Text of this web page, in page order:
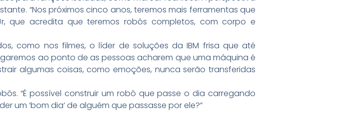
“Nos próximos cinco anos, teremos mais ferramentas que
que acredita que teremos robôs completos, com corpo e
como nos filmes, o líder de soluções da IBM frisa que até
ao ponto de as pessoas acharem que uma máquina é
algumas coisas, como emoções, nunca serão transferidas
“É possível construir um robô que passe o dia carregando
um ‘bom dia’ de alguém que passasse por ele?”